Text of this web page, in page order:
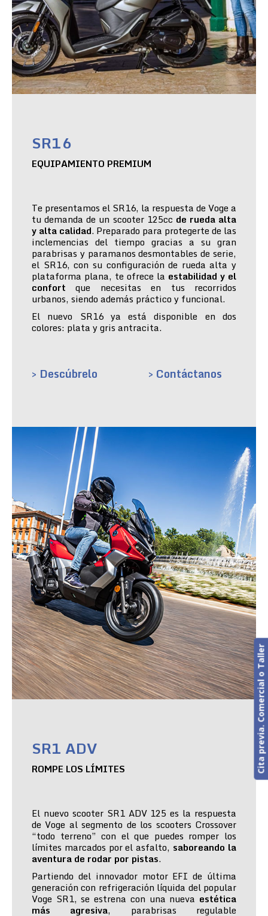
SR16
EQUIPAMIENTO PREMIUM
Te presentamos el SR16, la respuesta de Voge a
tu demanda de un scooter 125cc de rueda alta
y alta calidad. Preparado para protegerte de las
inclemencias del tiempo gracias a su gran
parabrisas y paramanos desmontables de serie,
el SR16, con su configuración de rueda alta y
plataforma plana, te ofrece la estabilidad y el
confort que necesitas en tus recorridos
urbanos, siendo además práctico y funcional.
El nuevo SR16 ya está disponible en dos
colores: plata y gris antracita.
> Descúbrelo > Contáctanos
SR1 ADV
ROMPE LOS LÍMITES
El nuevo scooter SR1 ADV 125 es la respuesta
de Voge al segmento de los scooters Crossover
“todo terreno” con el que puedes romper los
límites marcados por el asfalto, saboreando la
aventura de rodar por pistas.
Partiendo del innovador motor EFI de última
generación con refrigeración líquida del popular
Voge SR1, se estrena con una nueva estética
más agresiva, parabrisas regulable
Cita previa. Comercial o Taller